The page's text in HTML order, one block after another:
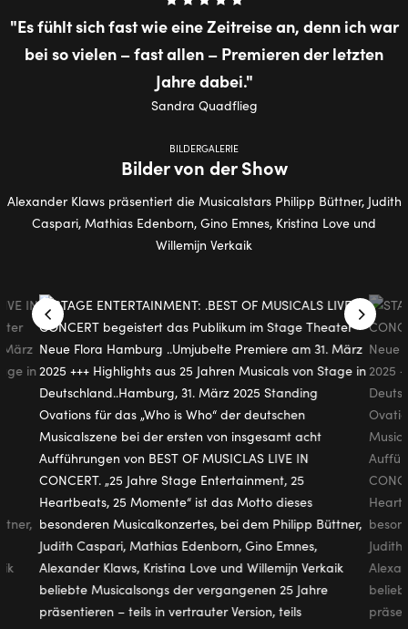
Es fühlt sich fast wie eine Zeitreise an, denn ich war
bei so vielen – fast allen – Premieren der letzten
Jahre dabei.
Sandra Quadflieg
BILDERGALERIE
Bilder von der Show
Alexander Klaws präsentiert die Musicalstars Philipp Büttner, Judith
Caspari, Mathias Edenborn, Gino Emnes, Kristina Love und
Willemijn Verkaik